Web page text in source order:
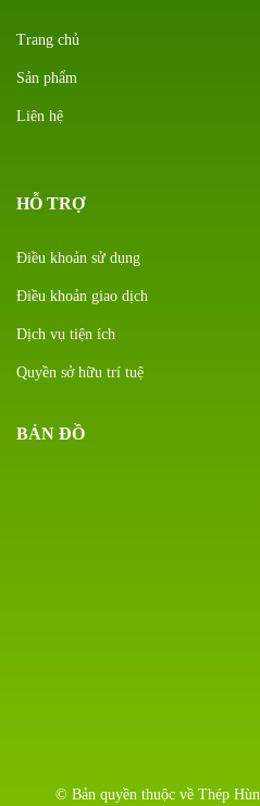
Trang chủ
Sản phẩm
Liên hệ
HỖ TRỢ
Điều khoản sử dụng
Điều khoản giao dịch
Dịch vụ tiện ích
Quyền sở hữu trí tuệ
BẢN ĐỒ
© Bản quyền thuộc về Thép